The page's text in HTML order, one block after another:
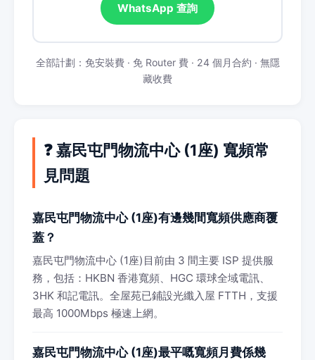
WhatsApp 查詢
全部計劃：免安裝費 · 免 Router 費 · 24 個月合約 · 無隱
藏收費
❓ 嘉民屯門物流中心 (1座) 寬頻常
見問題
嘉民屯門物流中心 (1座)有邊幾間寬頻供應商覆
蓋？
嘉民屯門物流中心 (1座)目前由 3 間主要 ISP 提供服
務，包括：HKBN 香港寬頻、HGC 環球全域電訊、
3HK 和記電訊。全屋苑已鋪設光纖入屋 FTTH，支援
最高 1000Mbps 極速上網。
嘉民屯門物流中心 (1座)最平嘅寬頻月費係幾